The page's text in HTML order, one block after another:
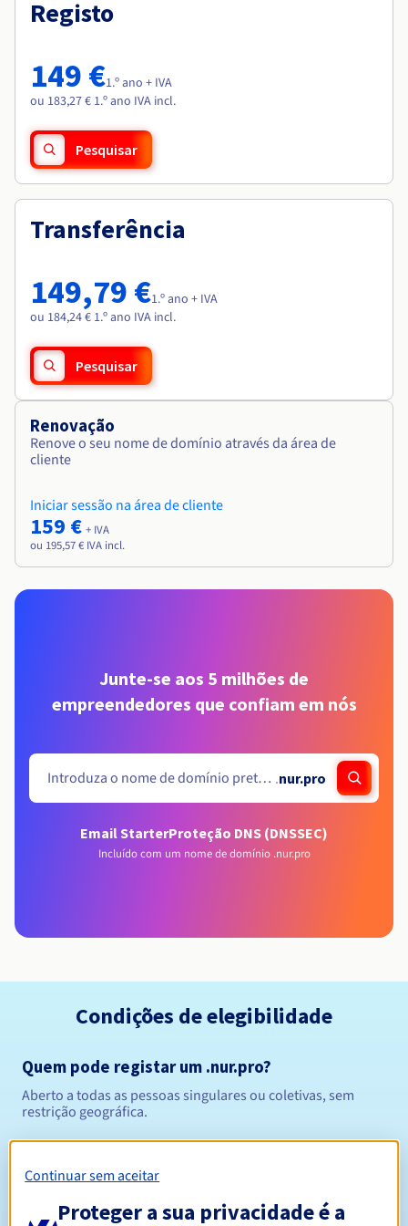
Preços
Roadmap & Changelog
Observabilidade
Roadmap & Changelog
Roadmap & Changelog
Roadmap & Changelog
Roadmap & Changelog
Registo
149 €1.º ano + IVA
ou 183,27 € 1.º ano IVA incl.
Pesquisar
Transferência
149,79 €1.º ano + IVA
ou 184,24 € 1.º ano IVA incl.
Pesquisar
Renovação
Renove o seu nome de domínio através da área de
cliente
Iniciar sessão na área de cliente
159 € + IVA
ou 195,57 € IVA incl.
Junte-se aos 5 milhões de
empreendedores que confiam em nós
.nur.pro
Email StarterProteção DNS (DNSSEC)
Incluído com um nome de domínio .nur.pro
Condições de elegibilidade
Quem pode registar um .nur.pro?
Aberto a todas as pessoas singulares ou coletivas, sem
restrição geográfica.
Entre 1 e 10 anos
Continuar sem aceitar
Proteger a sua privacidade é a